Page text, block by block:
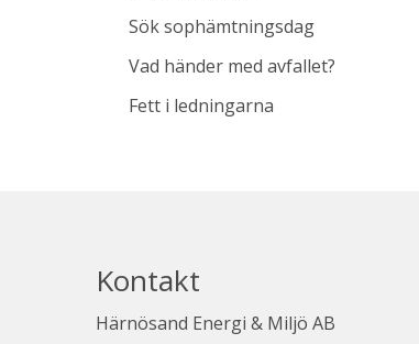
Sök sophämtningsdag
Vad händer med avfallet?
Fett i ledningarna
Kontakt
Härnösand Energi & Miljö AB